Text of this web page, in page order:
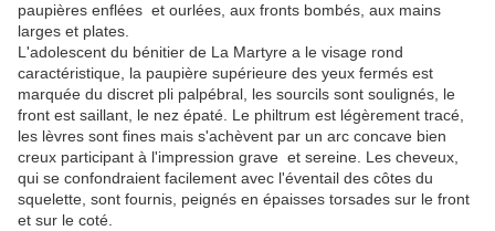
paupières enflées et ourlées, aux fronts bombés, aux mains
larges et plates.
L'adolescent du bénitier de La Martyre a le visage rond
caractéristique, la paupière supérieure des yeux fermés est
marquée du discret pli palpébral, les sourcils sont soulignés, le
front est saillant, le nez épaté. Le philtrum est légèrement tracé,
les lèvres sont fines mais s'achèvent par un arc concave bien
creux participant à l'impression grave et sereine. Les cheveux,
qui se confondraient facilement avec l'éventail des côtes du
squelette, sont fournis, peignés en épaisses torsades sur le front
et sur le coté.